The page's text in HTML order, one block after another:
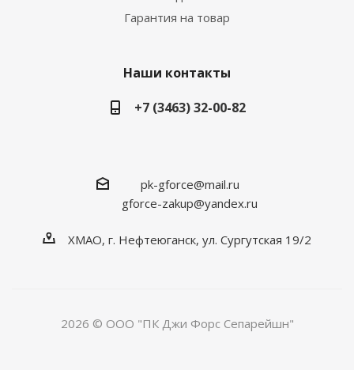
Гарантия на товар
Наши контакты
+7 (3463) 32-00-82
pk-gforce@mail.ru
gforce-zakup@yandex.ru
ХМАО, г. Нефтеюганск, ул. Сургутская 19/2
2026 © ООО "ПК Джи Форс Сепарейшн"